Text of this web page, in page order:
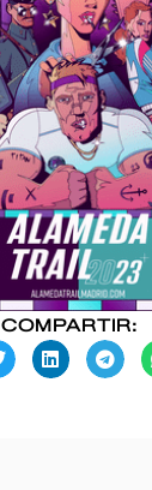
COMPARTIR: